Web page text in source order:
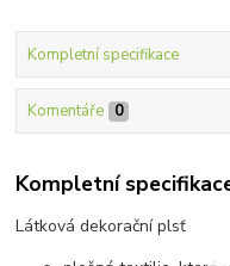
Kompletní specifikace
Komentáře 0
Kompletní
Látková dekorační plsť